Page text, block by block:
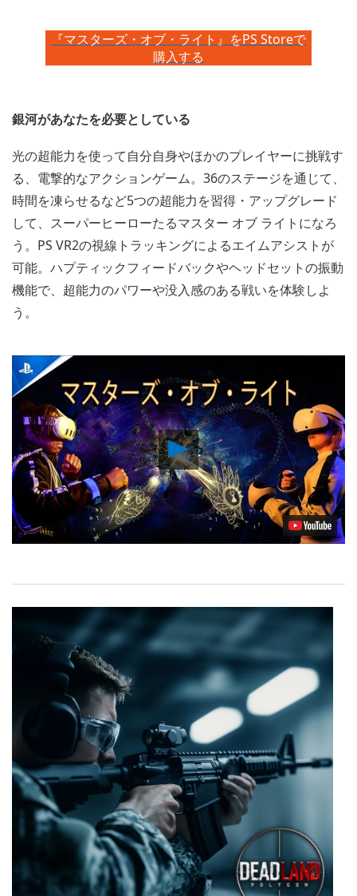
『マスターズ・オブ・ライト』をPS Storeで
購入する
銀河があなたを必要としている
光の超能力を使って自分自身やほかのプレイヤーに挑戦す
る、電撃的なアクションゲーム。36のステージを通じて、
時間を凍らせるなど5つの超能力を習得・アップグレード
して、スーパーヒーローたるマスター オブ ライトになろ
う。PS VR2の視線トラッキングによるエイムアシストが
可能。ハプティックフィードバックやヘッドセットの振動
機能で、超能力のパワーや没入感のある戦いを体験しよ
う。
Play
Video